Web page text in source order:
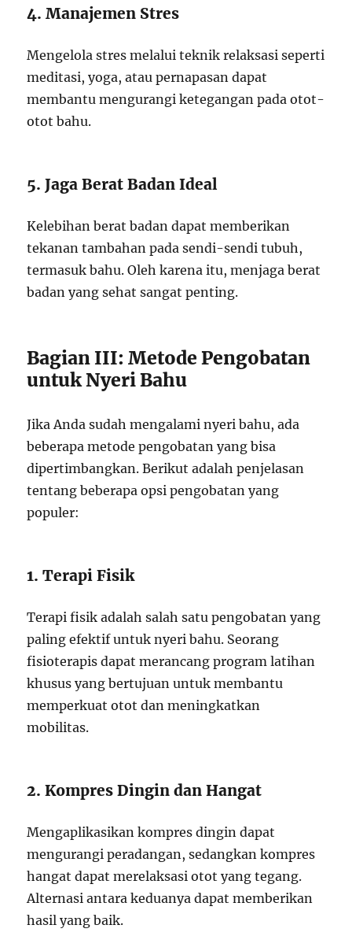
4. Manajemen Stres
Mengelola stres melalui teknik relaksasi seperti
meditasi, yoga, atau pernapasan dapat
membantu mengurangi ketegangan pada otot-
otot bahu.
5. Jaga Berat Badan Ideal
Kelebihan berat badan dapat memberikan
tekanan tambahan pada sendi-sendi tubuh,
termasuk bahu. Oleh karena itu, menjaga berat
badan yang sehat sangat penting.
Bagian III: Metode Pengobatan
untuk Nyeri Bahu
Jika Anda sudah mengalami nyeri bahu, ada
beberapa metode pengobatan yang bisa
dipertimbangkan. Berikut adalah penjelasan
tentang beberapa opsi pengobatan yang
populer:
1. Terapi Fisik
Terapi fisik adalah salah satu pengobatan yang
paling efektif untuk nyeri bahu. Seorang
fisioterapis dapat merancang program latihan
khusus yang bertujuan untuk membantu
memperkuat otot dan meningkatkan
mobilitas.
2. Kompres Dingin dan Hangat
Mengaplikasikan kompres dingin dapat
mengurangi peradangan, sedangkan kompres
hangat dapat merelaksasi otot yang tegang.
Alternasi antara keduanya dapat memberikan
hasil yang baik.